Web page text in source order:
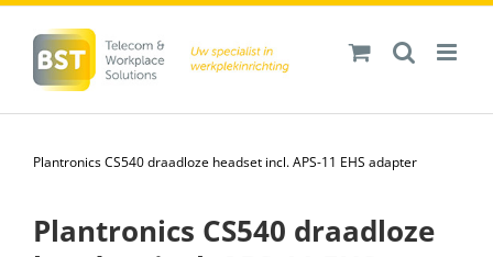
inhoud
Plantronics CS540 draadloze headset incl. APS-11 EHS adapter
Plantronics CS540 draadloze